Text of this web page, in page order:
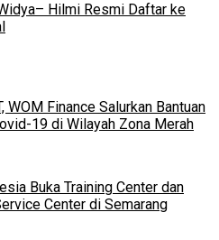
Hilmi Resmi Daftar ke
WOM Finance Salurkan Bantuan
19 di Wilayah Zona Merah
Buka Training Center dan
Center di Semarang